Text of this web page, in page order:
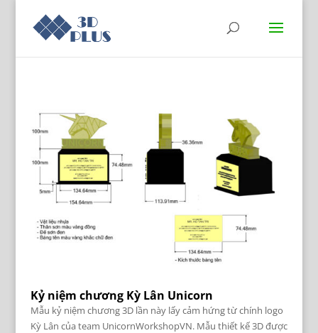
Kỷ niệm chương Kỳ Lân Unicorn
Mẫu kỷ niệm chương 3D lần này lấy cảm hứng từ chính logo
Kỳ Lân của team UnicornWorkshopVN. Mẫu thiết kế 3D được